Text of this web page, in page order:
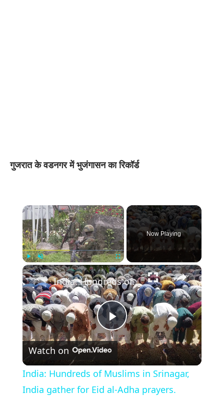
गुजरात के वडनगर में भुजंगासन का रिकॉर्ड
×
Play Unmute Fullscreen
Now Playing
×
Play
Video
India: Hundreds of Muslims in Srinagar, India gather for Eid al-Adha prayers.
Watch on
India: Hundreds of Muslims in Srinagar,
India gather for Eid al-Adha prayers.